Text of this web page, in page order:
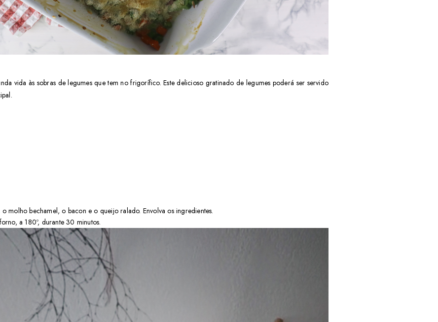
vida às sobras de legumes que tem no frigorífico. Este delicioso gratinado de legumes poderá ser servido
molho bechamel, o bacon e o queijo ralado. Envolva os ingredientes.
a 180º, durante 30 minutos.